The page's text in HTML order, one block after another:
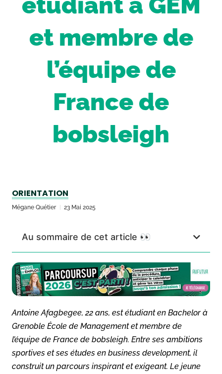
et membre de
l’équipe de
France de
bobsleigh
ORIENTATION
Mégane Quétier 23 Mai 2025
Au sommaire de cet article 👀
Antoine Afagbegee, 22 ans, est étudiant en Bachelor à
Grenoble École de Management et membre de
l’équipe de France de bobsleigh. Entre ses ambitions
sportives et ses études en business development, il
construit un parcours inspirant et exigeant. Le jeune